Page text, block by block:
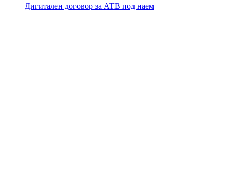
Дигитален договор за АТВ под наем